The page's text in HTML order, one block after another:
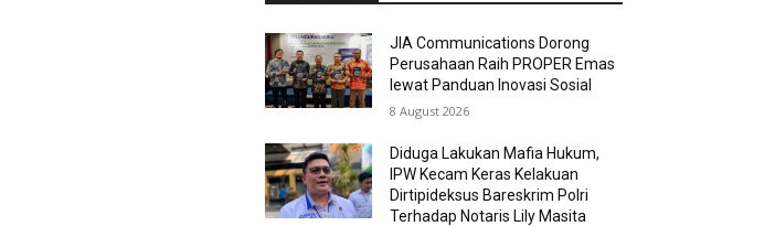
JIA Communications Dorong
Perusahaan Raih PROPER Emas
lewat Panduan Inovasi Sosial
8 August 2026
Diduga Lakukan Mafia Hukum,
IPW Kecam Keras Kelakuan
Dirtipideksus Bareskrim Polri
Terhadap Notaris Lily Masita